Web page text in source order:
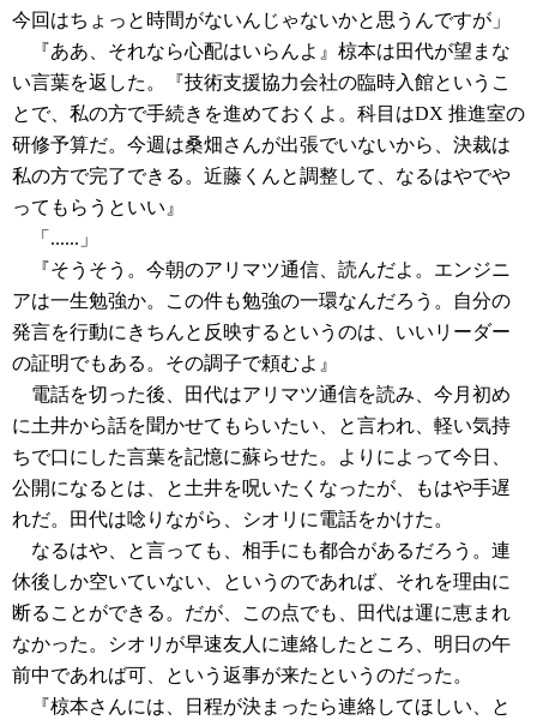
今回はちょっと時間がないんじゃないかと思うんですが」
『ああ、それなら心配はいらんよ』椋本は田代が望まな
い言葉を返した。『技術支援協力会社の臨時入館というこ
とで、私の方で手続きを進めておくよ。科目はDX 推進室の
研修予算だ。今週は桑畑さんが出張でいないから、決裁は
私の方で完了できる。近藤くんと調整して、なるはやでや
ってもらうといい』
「......」
『そうそう。今朝のアリマツ通信、読んだよ。エンジニ
アは一生勉強か。この件も勉強の一環なんだろう。自分の
発言を行動にきちんと反映するというのは、いいリーダー
の証明でもある。その調子で頼むよ』
電話を切った後、田代はアリマツ通信を読み、今月初め
に土井から話を聞かせてもらいたい、と言われ、軽い気持
ちで口にした言葉を記憶に蘇らせた。よりによって今日、
公開になるとは、と土井を呪いたくなったが、もはや手遅
れだ。田代は唸りながら、シオリに電話をかけた。
なるはや、と言っても、相手にも都合があるだろう。連
休後しか空いていない、というのであれば、それを理由に
断ることができる。だが、この点でも、田代は運に恵まれ
なかった。シオリが早速友人に連絡したところ、明日の午
前中であれば可、という返事が来たというのだった。
『椋本さんには、日程が決まったら連絡してほしい、と